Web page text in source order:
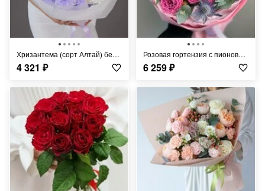
Хризантема (сорт Алтай) бело-сиреневая в оформлении (5 шт)
4 321 ₽
Розовая гортензия с пионовидной розой и синим чертополохом
6 259₽